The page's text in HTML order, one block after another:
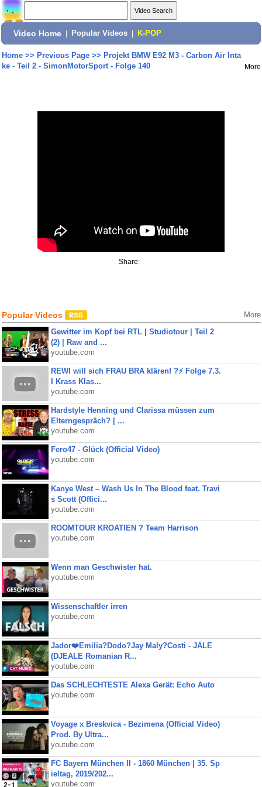
Video Home Popular Videos K-POP
Home>> Previous Page>> Projekt BMW E92 M3 - Carbon Air Inta
ke - Teil 2 - SimonMotorSport - Folge 140
More
Share:
Popular Videos More
Gewitter im Kopf bei RTL | Studiotour | Teil 2
(2) | Raw and ...
youtube.com
REWI will sich FRAU BRA klären! ?⚡️ Folge 7.3.
I Krass Klas...
youtube.com
Hardstyle Henning und Clarissa müssen zum
Elterngespräch? | ...
youtube.com
Fero47 - Glück (Official Video)
youtube.com
Kanye West – Wash Us In The Blood feat. Travi
s Scott (Offici...
youtube.com
ROOMTOUR KROATIEN ? Team Harrison
youtube.com
Wenn man Geschwister hat.
youtube.com
Wissenschaftler irren
youtube.com
Jador❤️Emilia?Dodo?Jay Maly?Costi - JALE
(DJEALE Romanian R...
youtube.com
Das SCHLECHTESTE Alexa Gerät: Echo Auto
youtube.com
Voyage x Breskvica - Bezimena (Official Video)
Prod. By Ultra...
youtube.com
FC Bayern München II - 1860 München | 35. Sp
ieltag, 2019/202...
youtube.com